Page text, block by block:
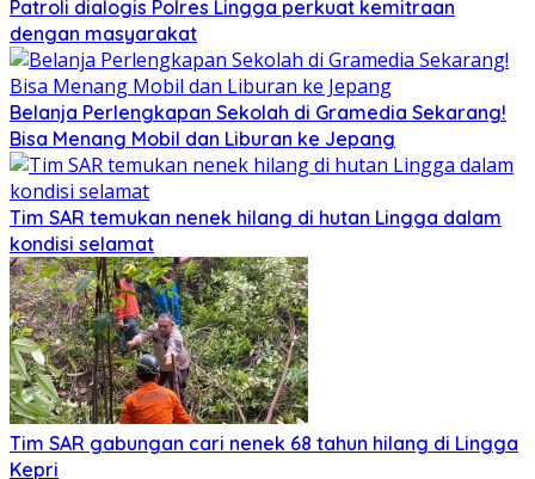
Patroli dialogis Polres Lingga perkuat kemitraan
dengan masyarakat
Belanja Perlengkapan Sekolah di Gramedia Sekarang!
Bisa Menang Mobil dan Liburan ke Jepang
Tim SAR temukan nenek hilang di hutan Lingga dalam
kondisi selamat
Tim SAR gabungan cari nenek 68 tahun hilang di Lingga
Kepri